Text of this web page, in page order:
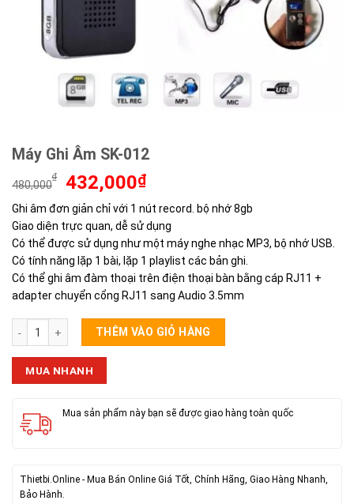
Máy Ghi Âm SK-012
480,000
₫
Giá
là:
480,000₫.
432,000₫Giá
tại
là:
432,000₫.
Ghi âm đơn giản chỉ với 1 nút record. bộ nhớ 8gb
Giao diện trực quan, dễ sử dụng
Có thể được sử dụng như một máy nghe nhạc MP3, bộ nhớ USB.
Có tính năng lặp 1 bài, lặp 1 playlist các bản ghi.
Có thể ghi âm đàm thoại trên điện thoại bàn bằng cáp RJ11 +
adapter chuyển cổng RJ11 sang Audio 3.5mm
Máy Ghi Âm SK-012 số lượng
THÊM VÀO GIỎ HÀNG
MUA NHANH
Mua sản phẩm này bạn sẽ được giao hàng toàn quốc
Thietbi.Online - Mua Bán Online Giá Tốt, Chính Hãng, Giao Hàng Nhanh,
Bảo Hành.